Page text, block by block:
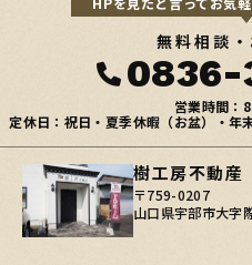
無料相談
0836-
営業時間：
定休日：祝日・夏季休暇（お盆）・年
樹工房不動産
〒759-0207
山口県宇部市大字